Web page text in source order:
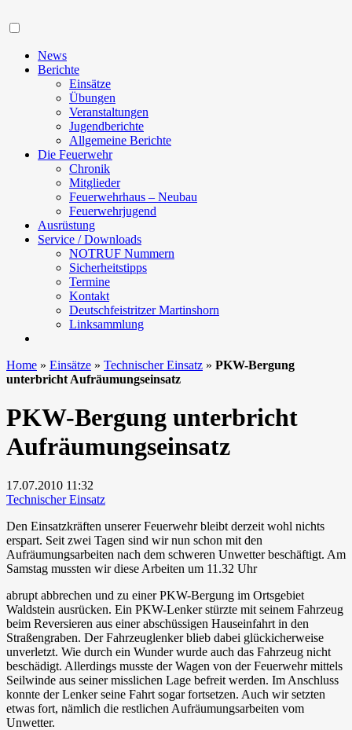
News
Berichte
Einsätze
Übungen
Veranstaltungen
Jugendberichte
Allgemeine Berichte
Die Feuerwehr
Chronik
Mitglieder
Feuerwehrhaus – Neubau
Feuerwehrjugend
Ausrüstung
Service / Downloads
NOTRUF Nummern
Sicherheitstipps
Termine
Kontakt
Deutschfeistritzer Martinshorn
Linksammlung
Home » Einsätze » Technischer Einsatz » PKW-Bergung
unterbricht Aufräumungseinsatz
PKW-Bergung unterbricht
Aufräumungseinsatz
17.07.2010 11:32
Technischer Einsatz
Den Einsatzkräften unserer Feuerwehr bleibt derzeit wohl nichts
erspart. Seit zwei Tagen sind wir nun schon mit den
Aufräumungsarbeiten nach dem schweren Unwetter beschäftigt. Am
Samstag mussten wir diese Arbeiten um 11.32 Uhr
abrupt abbrechen und zu einer PKW-Bergung im Ortsgebiet
Waldstein ausrücken. Ein PKW-Lenker stürzte mit seinem Fahrzeug
beim Reversieren aus einer abschüssigen Hauseinfahrt in den
Straßengraben. Der Fahrzeuglenker blieb dabei glückicherweise
unverletzt. Wie durch ein Wunder wurde auch das Fahrzeug nicht
beschädigt. Allerdings musste der Wagen von der Feuerwehr mittels
Seilwinde aus seiner misslichen Lage befreit werden. Im Anschluss
konnte der Lenker seine Fahrt sogar fortsetzen. Auch wir setzten
etwas fort, nämlich die restlichen Aufräumungsarbeiten vom
Unwetter.